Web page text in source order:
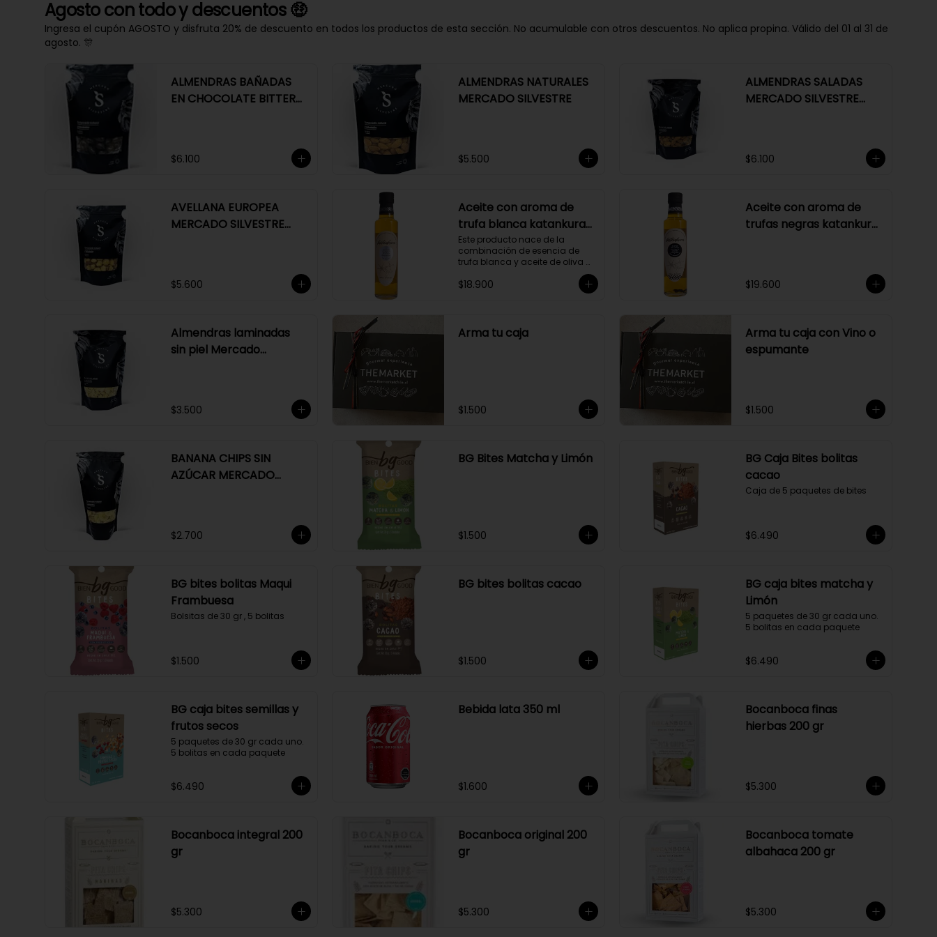
Agosto con todo y descuentos 🤑
Ingresa el cupón AGOSTO y disfruta 20% de descuento en todos los productos de esta sección. No acumulable con otros descuentos. No aplica propina. Válido del 01 al 31 de
agosto. 🎊
ALMENDRAS BAÑADAS
EN CHOCOLATE BITTER
$6.100
ALMENDRAS NATURALES
MERCADO SILVESTRE
$5.500
ALMENDRAS SALADAS
MERCADO SILVESTRE
$6.100
AVELLANA EUROPEA
MERCADO SILVESTRE
$5.600
Aceite con aroma de
trufa blanca katankura
250 ml
Este producto nace de la
combinación de esencia de
trufa blanca y aceite de oliva
$18.900
Aceite con aroma de
trufas negras katankura
$19.600
Almendras laminadas
sin piel Mercado
$3.500
Arma tu caja
$1.500
Arma tu caja con Vino o
espumante
$1.500
BANANA CHIPS SIN
AZÚCAR MERCADO
$2.700
BG Bites Matcha y Limón
$1.500
BG Caja Bites bolitas
cacao
Caja de 5 paquetes de bites
$6.490
BG bites bolitas Maqui
Frambuesa
Bolsitas de 30 gr , 5 bolitas
$1.500
BG bites bolitas cacao
$1.500
BG caja bites matcha y
Limón
5 paquetes de 30 gr cada uno.
5 bolitas en cada paquete
$6.490
BG caja bites semillas y
frutos secos
5 paquetes de 30 gr cada uno.
5 bolitas en cada paquete
$6.490
Bebida lata 350 ml
$1.600
Bocanboca finas
hierbas 200 gr
$5.300
Bocanboca integral 200
gr
$5.300
Bocanboca original 200
gr
$5.300
Bocanboca tomate
albahaca 200 gr
$5.300